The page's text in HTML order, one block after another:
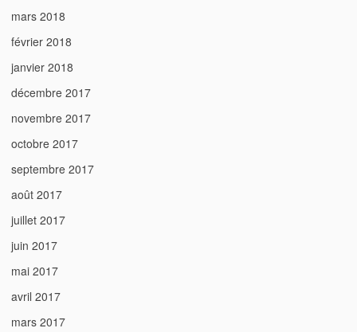
mars 2018
février 2018
janvier 2018
décembre 2017
novembre 2017
octobre 2017
septembre 2017
août 2017
juillet 2017
juin 2017
mai 2017
avril 2017
mars 2017